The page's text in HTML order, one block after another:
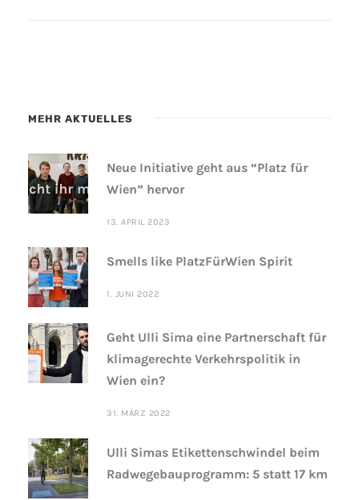
MEHR AKTUELLES
Neue Initiative geht aus “Platz für
Wien” hervor
13. APRIL 2023
Smells like PlatzFürWien Spirit
1. JUNI 2022
Geht Ulli Sima eine Partnerschaft für
klimagerechte Verkehrspolitik in
Wien ein?
31. MÄRZ 2022
Ulli Simas Etikettenschwindel beim
Radwegebauprogramm: 5 statt 17 km